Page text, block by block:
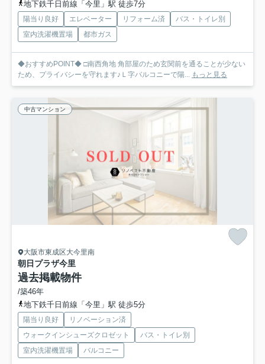
地下鉄千日前線「今里」駅 徒歩7分
陽当り良好 エレベーター リフォーム済
バス・トイレ別
室内洗濯機置場
都市ガス
◆おすすめPOINT◆ □南西角地 角部屋のため玄関前を通ることが少ない
ため、プライバシーを守れます♪Ｌ字バルコニーで陽... もっと見る
中古マンション
大阪市東成区大今里南
朝日プラザ今里
過去掲載物件
/築46年
地下鉄千日前線「今里」駅 徒歩5分
陽当り良好
リノベーション済
ウォークインシューズクロゼット
バス・トイレ別
室内洗濯機置場
バルコニー